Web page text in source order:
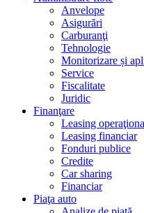
Anvelope
Asigurări
Carburanţi
Tehnologie
Monitorizare și
Service
Fiscalitate
Juridic
Finanţare
Leasing
Leasing financiar
Fonduri publice
Credite
Car sharing
Financiar
Piaţa auto